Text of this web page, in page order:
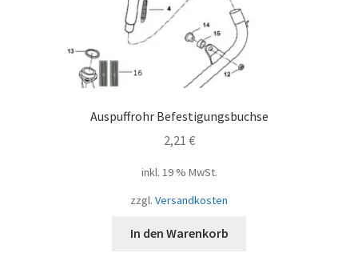
Auspuffrohr Befestigungsbuchse
2,21 €
inkl. 19 % MwSt.
zzgl. Versandkosten
In den Warenkorb